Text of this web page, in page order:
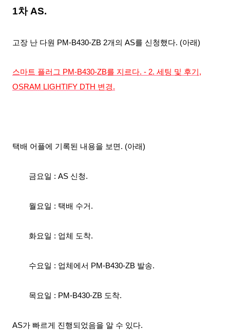
1차 AS.
고장 난 다원 PM-B430-ZB 2개의 AS를 신청했다. (아래)
스마트 플러그 PM-B430-ZB를 지르다. - 2. 세팅 및 후기,
OSRAM LIGHTIFY DTH 변경.
택배 어플에 기록된 내용을 보면. (아래)
금요일 : AS 신청.
월요일 : 택배 수거.
화요일 : 업체 도착.
수요일 : 업체에서 PM-B430-ZB 발송.
목요일 : PM-B430-ZB 도착.
AS가 빠르게 진행되었음을 알 수 있다.